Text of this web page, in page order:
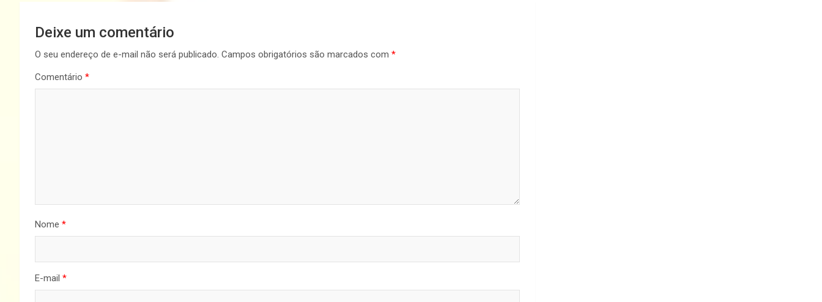
Deixe um comentário
O seu endereço de e-mail não será publicado. Campos obrigatórios são marcados com *
Comentário *
Nome *
E-mail *